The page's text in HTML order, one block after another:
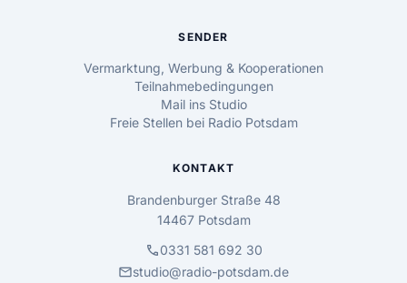
SENDER
Vermarktung, Werbung & Kooperationen
Teilnahmebedingungen
Mail ins Studio
Freie Stellen bei Radio Potsdam
KONTAKT
Brandenburger Straße 48
14467 Potsdam
call0331 581 692 30
mailstudio@radio-potsdam.de